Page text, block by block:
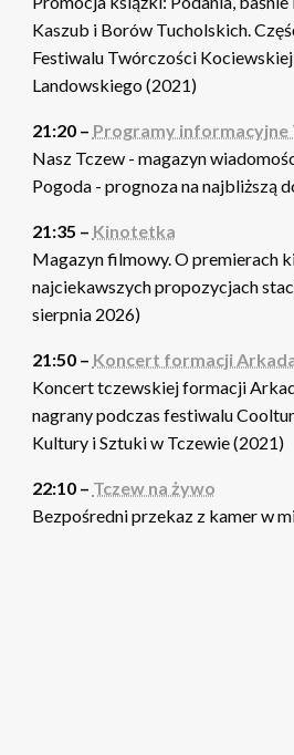
Kaszub i Borów Tucholskich.
Festiwalu Twórczości Kociewskiej
Landowskiego (2021)
21:20 – Programy informacyjne
Nasz Tczew - magazyn
Pogoda - prognoza na najbliższą
21:35 – Kinotetka
Magazyn filmowy. O premierach
najciekawszych propozycjach
sierpnia 2026)
21:50 – Koncert formacji
Koncert tczewskiej formacji
nagrany podczas festiwalu
Kultury i Sztuki w Tczewie (2021)
22:10 – Tczew na żywo
Bezpośredni przekaz z kamer w